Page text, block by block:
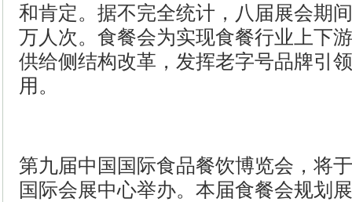
和肯定。据不完全统计，八届展会期
万人次。食餐会为实现食餐行业上下
供给侧结构改革，发挥老字号品牌引
用。
第九届中国国际食品餐饮博览会，将于
国际会展中心举办。本届食餐会规划